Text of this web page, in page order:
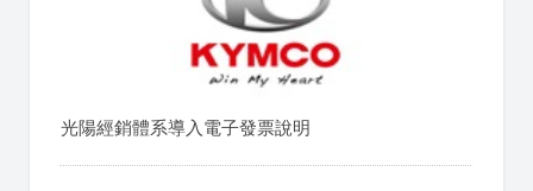
光陽經銷體系導入電子發票說明